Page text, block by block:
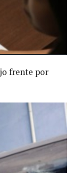
frente por